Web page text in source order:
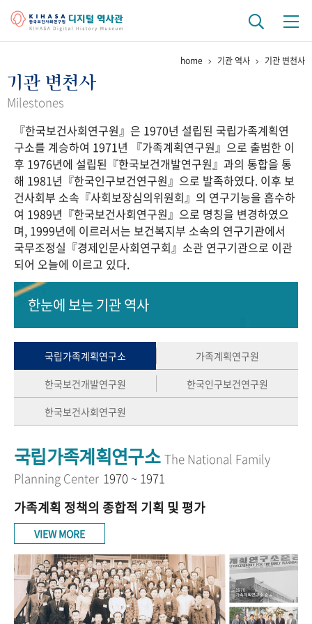
걸어온 길 기관 변천사
연구 역사
정책과 연구 키워드로 보는 연구 역사
연구자들
간행물 변천사
기록물 아카이브
사진 아카이브 문서 기록물 행정박물 영상 기록물
50+1 주년 기념
세계와 함께 한 KIHASA
VR 역사관
home 기관 역사 기관 변천사
기관 변천사
Milestones
『한국보건사회연구원』은 1970년 설립된 국립가족계획연
구소를 계승하여 1971년 『가족계획연구원』으로 출범한 이
후 1976년에 설립된『한국보건개발연구원』과의 통합을 통
해 1981년『한국인구보건연구원』으로 발족하였다. 이후 보
건사회부 소속『사회보장심의위원회』의 연구기능을 흡수하
여 1989년『한국보건사회연구원』으로 명칭을 변경하였으
며, 1999년에 이르러서는 보건복지부 소속의 연구기관에서
국무조정실『경제인문사회연구회』소관 연구기관으로 이관
되어 오늘에 이르고 있다.
한눈에 보는기관 역사
국립가족계획연구소
가족계획연구원
한국보건개발연구원
한국인구보건연구원
한국보건사회연구원
국립가족계획연구소 The National Family
Planning Center 1970 ~ 1971
가족계획 정책의 종합적 기획 및 평가
VIEW MORE